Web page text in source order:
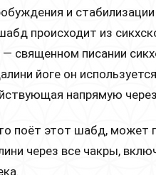
и стабилизации
происходит из
— священном писании
йоге он
напрямую
поёт этот шабд, может
через все чакры,